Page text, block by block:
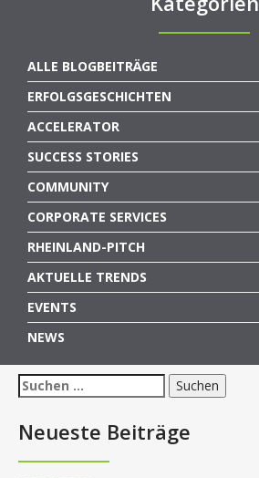
ALLE BLOGBEITRÄGE
ERFOLGSGESCHICHTEN
ACCELERATOR
SUCCESS STORIES
COMMUNITY
CORPORATE SERVICES
RHEINLAND-PITCH
AKTUELLE TRENDS
EVENTS
NEWS
Suchen
nach:
Neueste Beiträge